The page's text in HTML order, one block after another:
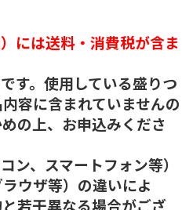
には送料・消費税が含ま
す。使用している盛りつ
容に含まれていませんの
の上、お申込みくださ
ン、スマートフォン等）
ウザ等）の違いによ
若干異なる場合がござ